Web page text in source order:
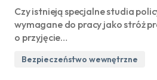
Czy istnieją specjalne studia
wymagane do pracy jako stróż
o przyjęcie…
Bezpieczeństwo wewnętrzne